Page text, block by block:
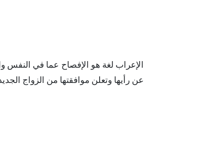
الإعراب لغة هو الإفصاح عما في النفس
عن رأيها وتعلن موافقتها من الزواج